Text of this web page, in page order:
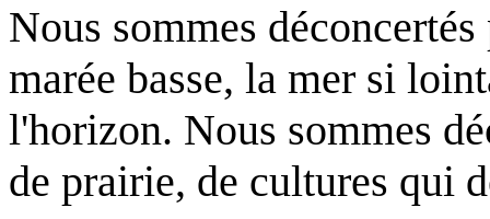
Nous sommes
marée basse, la mer si
l'horizon. Nous sommes
de prairie, de cultures qui